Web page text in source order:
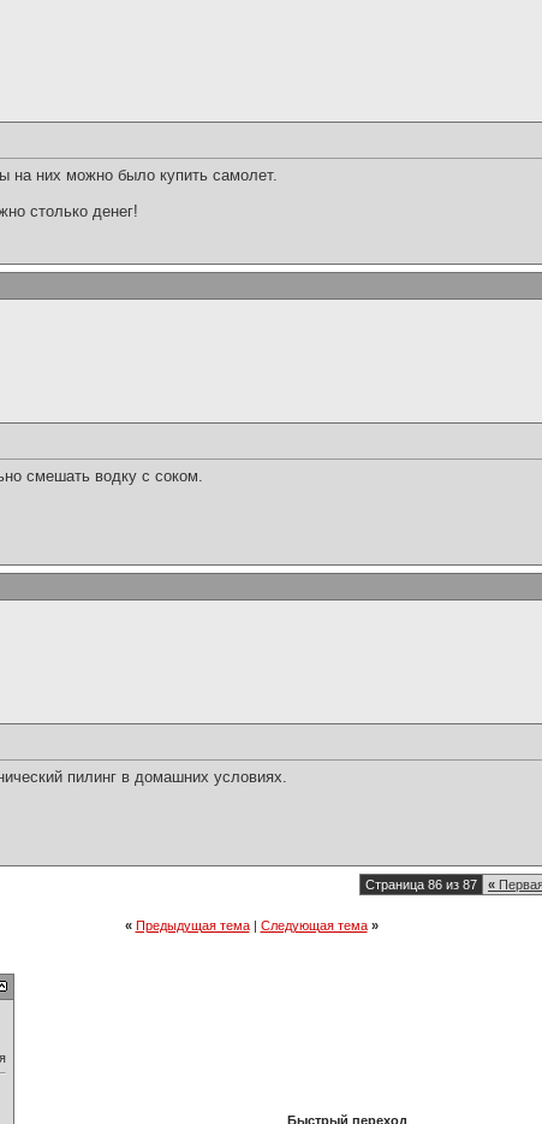
на них можно было купить самолет.
столько денег!
смешать водку с соком.
пилинг в домашних условиях.
Страница 86 из 87 «
« Предыдущая тема| Следующая тема »
Быстрый переход